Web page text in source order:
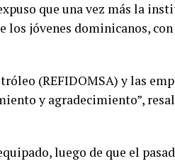
que una vez más la
los jóvenes dominicanos, con
(REFIDOMSA) y las
y agradecimiento”,
luego de que el